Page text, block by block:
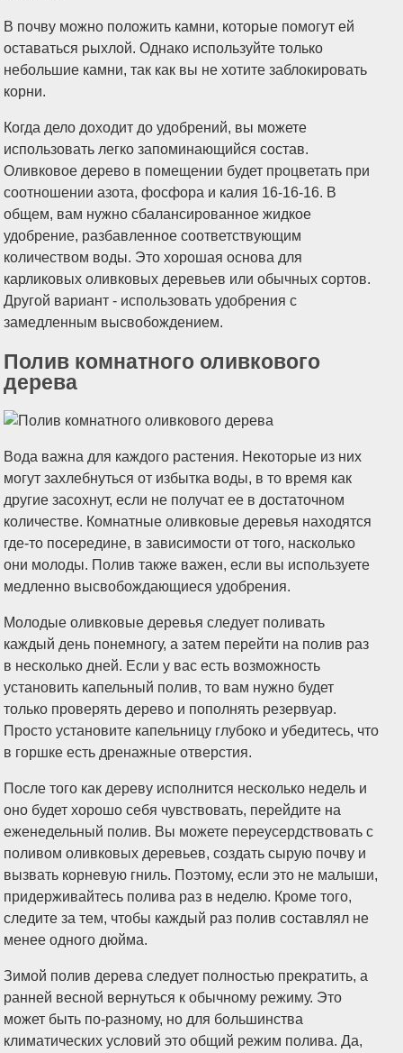
В почву можно положить камни, которые помогут ей
оставаться рыхлой. Однако используйте только
небольшие камни, так как вы не хотите заблокировать
корни.
Когда дело доходит до удобрений, вы можете
использовать легко запоминающийся состав.
Оливковое дерево в помещении будет процветать при
соотношении азота, фосфора и калия 16-16-16. В
общем, вам нужно сбалансированное жидкое
удобрение, разбавленное соответствующим
количеством воды. Это хорошая основа для
карликовых оливковых деревьев или обычных сортов.
Другой вариант - использовать удобрения с
замедленным высвобождением.
Полив комнатного оливкового
дерева
Вода важна для каждого растения. Некоторые из них
могут захлебнуться от избытка воды, в то время как
другие засохнут, если не получат ее в достаточном
количестве. Комнатные оливковые деревья находятся
где-то посередине, в зависимости от того, насколько
они молоды. Полив также важен, если вы используете
медленно высвобождающиеся удобрения.
Молодые оливковые деревья следует поливать
каждый день понемногу, а затем перейти на полив раз
в несколько дней. Если у вас есть возможность
установить капельный полив, то вам нужно будет
только проверять дерево и пополнять резервуар.
Просто установите капельницу глубоко и убедитесь, что
в горшке есть дренажные отверстия.
После того как дереву исполнится несколько недель и
оно будет хорошо себя чувствовать, перейдите на
еженедельный полив. Вы можете переусердствовать с
поливом оливковых деревьев, создать сырую почву и
вызвать корневую гниль. Поэтому, если это не малыши,
придерживайтесь полива раз в неделю. Кроме того,
следите за тем, чтобы каждый раз полив составлял не
менее одного дюйма.
Зимой полив дерева следует полностью прекратить, а
ранней весной вернуться к обычному режиму. Это
может быть по-разному, но для большинства
климатических условий это общий режим полива. Да,